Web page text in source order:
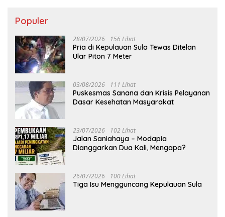
Populer
28/07/2026 156 Lihat
Pria di Kepulauan Sula Tewas Ditelan
Ular Piton 7 Meter
03/08/2026 111 Lihat
Puskesmas Sanana dan Krisis Pelayanan
Dasar Kesehatan Masyarakat
23/07/2026 102 Lihat
Jalan Saniahaya – Modapia
Dianggarkan Dua Kali, Mengapa?
26/07/2026 100 Lihat
Tiga Isu Mengguncang Kepulauan Sula